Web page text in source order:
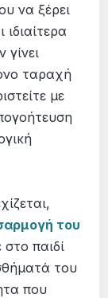
να ξέρει
ταραχή
με
του
παιδί
του
που